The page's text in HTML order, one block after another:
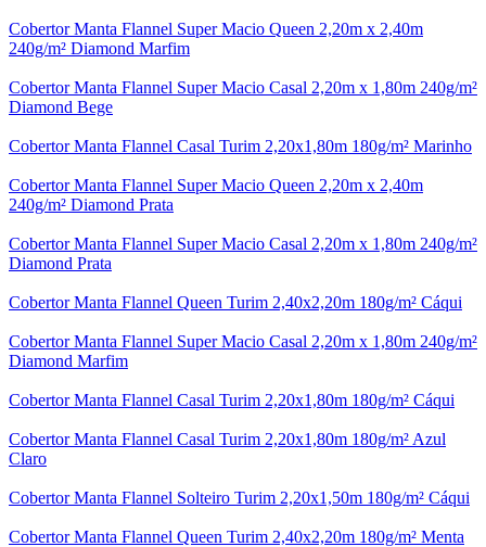
Cobertor Manta Flannel Super Macio Queen 2,20m x 2,40m
240g/m² Diamond Marfim
Cobertor Manta Flannel Super Macio Casal 2,20m x 1,80m 240g/m²
Diamond Bege
Cobertor Manta Flannel Casal Turim 2,20x1,80m 180g/m² Marinho
Cobertor Manta Flannel Super Macio Queen 2,20m x 2,40m
240g/m² Diamond Prata
Cobertor Manta Flannel Super Macio Casal 2,20m x 1,80m 240g/m²
Diamond Prata
Cobertor Manta Flannel Queen Turim 2,40x2,20m 180g/m² Cáqui
Cobertor Manta Flannel Super Macio Casal 2,20m x 1,80m 240g/m²
Diamond Marfim
Cobertor Manta Flannel Casal Turim 2,20x1,80m 180g/m² Cáqui
Cobertor Manta Flannel Casal Turim 2,20x1,80m 180g/m² Azul
Claro
Cobertor Manta Flannel Solteiro Turim 2,20x1,50m 180g/m² Cáqui
Cobertor Manta Flannel Queen Turim 2,40x2,20m 180g/m² Menta